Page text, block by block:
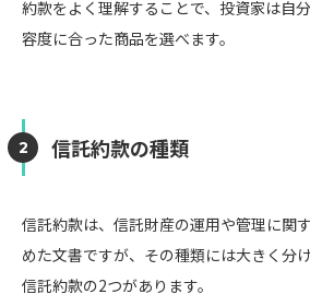
約款をよく理解することで、投資家は自
容度に合った商品を選べます。
信託約款の種類
信託約款は、信託財産の運用や管理に関
めた文書ですが、その種類には大きく分
信託約款の2つがあります。